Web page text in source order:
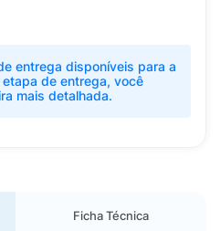
entrega disponíveis para a
de entrega, você
mais detalhada.
Ficha Técnica